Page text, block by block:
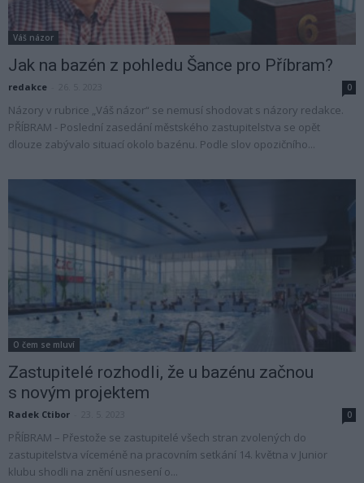
Váš názor
Jak na bazén z pohledu Šance pro Příbram?
redakce 0
Názory v rubrice „Váš názor“ se nemusí shodovat s názory redakce.
PŘÍBRAM - Poslední zasedání městského zastupitelstva se opět
dlouze zabývalo situací okolo bazénu. Podle slov opozičního...
O čem se mluví
Zastupitelé rozhodli, že u bazénu začnou
s novým projektem
Radek Ctibor 0
PŘÍBRAM – Přestože se zastupitelé všech stran zvolených do
zastupitelstva víceméně na pracovním setkání 14. května v Junior
klubu shodli na znění usnesení o...